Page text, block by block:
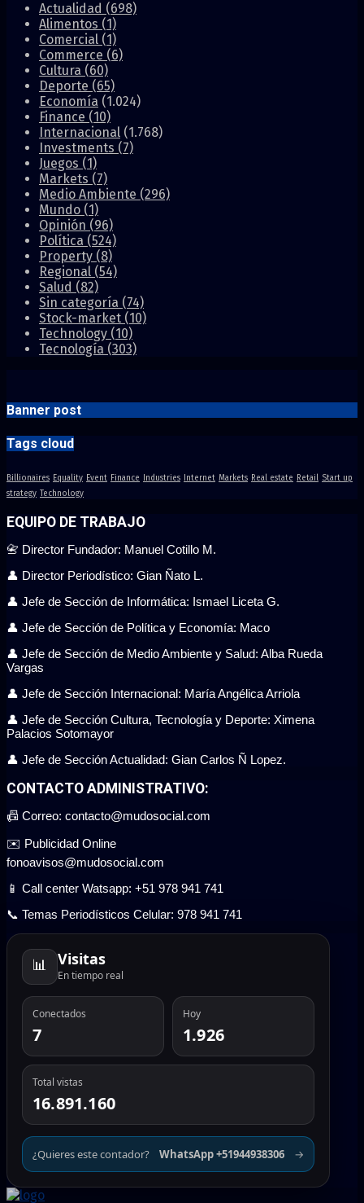
Actualidad (698)
Alimentos (1)
Comercial (1)
Commerce (6)
Cultura (60)
Deporte (65)
Economía (1.024)
Finance (10)
Internacional (1.768)
Investments (7)
Juegos (1)
Markets (7)
Medio Ambiente (296)
Mundo (1)
Opinión (96)
Política (524)
Property (8)
Regional (54)
Salud (82)
Sin categoría (74)
Stock-market (10)
Technology (10)
Tecnología (303)
Banner post
Tags cloud
Billionaires Equality Event Finance Industries Internet Markets Real estate Retail Start up
strategy Technology
EQUIPO DE TRABAJO
📇 Director Fundador: Manuel Cotillo M.
👤 Director Periodístico: Gian Ñato L.
👤 Jefe de Sección de Informática: Ismael Liceta G.
👤 Jefe de Sección de Política y Economía: Maco
👤 Jefe de Sección de Medio Ambiente y Salud: Alba Rueda
Vargas
👤 Jefe de Sección Internacional: María Angélica Arriola
👤 Jefe de Sección Cultura, Tecnología y Deporte: Ximena
Palacios Sotomayor
👤 Jefe de Sección Actualidad: Gian Carlos Ñ Lopez.
CONTACTO ADMINISTRATIVO:
📠 Correo: contacto@mudosocial.com
✉️ Publicidad Online
fonoavisos@mudosocial.com
📱 Call center Watsapp: +51 978 941 741
📞 Temas Periodísticos Celular: 978 941 741
📊 Visitas
En tiempo real
Conectados
7
Hoy
1.926
Total vistas
16.891.160
¿Quieres este contador? WhatsApp +51944938306 →